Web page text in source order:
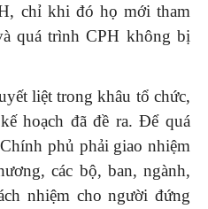
chỉ khi đó họ mới tham
quá trình CPH không bị
liệt trong khâu tổ chức,
hoạch đã đề ra. Để quá
phủ phải giao nhiệm
các bộ, ban, ngành,
nhiệm cho người đứng